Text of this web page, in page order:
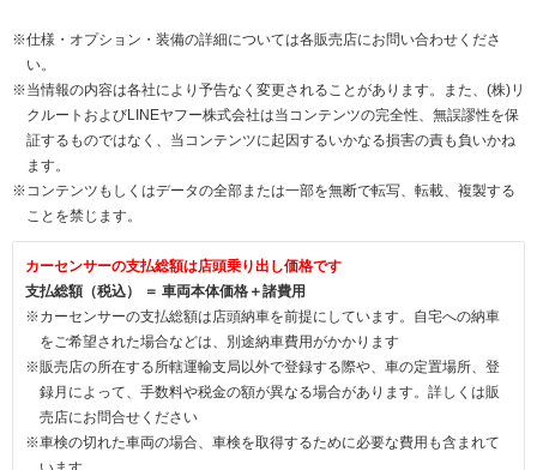
※仕様・オプション・装備の詳細については各販売店にお問い合わせくださ
い。
※当情報の内容は各社により予告なく変更されることがあります。また、(株)リ
クルートおよびLINEヤフー株式会社は当コンテンツの完全性、無誤謬性を保
証するものではなく、当コンテンツに起因するいかなる損害の責も負いかね
ます。
※コンテンツもしくはデータの全部または一部を無断で転写、転載、複製する
ことを禁じます。
カーセンサーの支払総額は店頭乗り出し価格です
支払総額（税込） ＝ 車両本体価格＋諸費用
※カーセンサーの支払総額は店頭納車を前提にしています。自宅への納車
をご希望された場合などは、別途納車費用がかかります
※販売店の所在する所轄運輸支局以外で登録する際や、車の定置場所、登
録月によって、手数料や税金の額が異なる場合があります。詳しくは販
売店にお問合せください
※車検の切れた車両の場合、車検を取得するために必要な費用も含まれて